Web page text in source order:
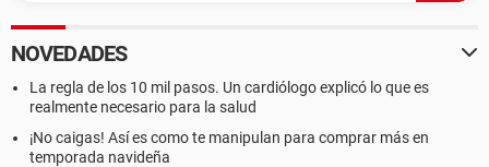
NOVEDADES
La regla de los 10 mil pasos. Un cardiólogo explicó lo que es
realmente necesario para la salud
¡No caigas! Así es como te manipulan para comprar más en
temporada navideña